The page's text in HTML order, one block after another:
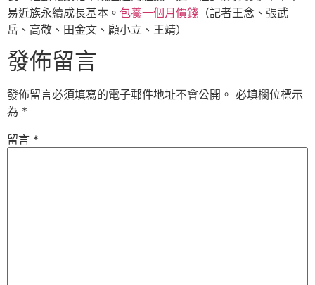
易近族永續成長基本。 包養一個月價錢 （記者王念、張武
岳、高敬、田金文、顧小立、王靖）
發佈留言
發佈留言必須填寫的電子郵件地址不會公開。 必填欄位標示
為 *
留言 *